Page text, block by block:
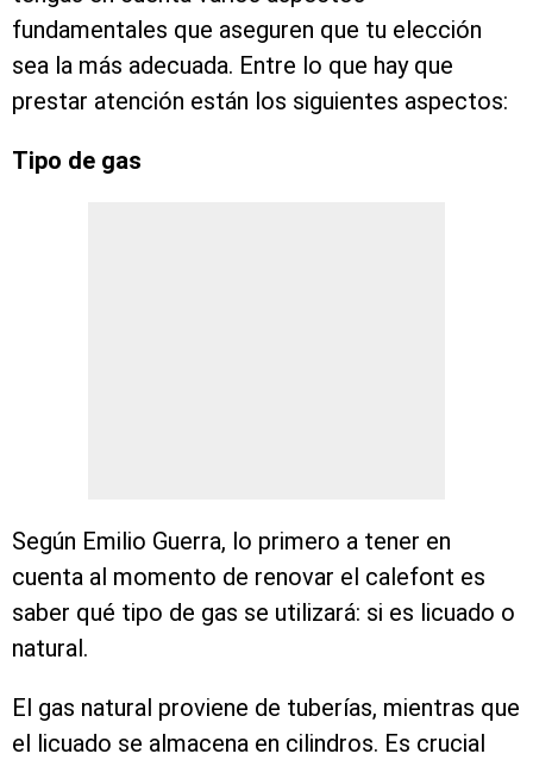
fundamentales que aseguren que tu elección
sea la más adecuada. Entre lo que hay que
prestar atención están los siguientes aspectos:
Tipo de gas
Según Emilio Guerra, lo primero a tener en
cuenta al momento de renovar el calefont es
saber qué tipo de gas se utilizará: si es licuado o
natural.
El gas natural proviene de tuberías, mientras que
el licuado se almacena en cilindros. Es crucial